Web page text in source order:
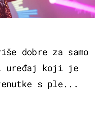
dobre za samo
uređaj koji je
s ple...